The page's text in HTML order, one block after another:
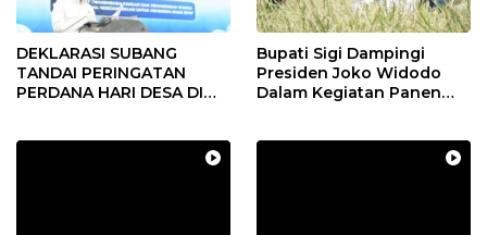
DEKLARASI SUBANG
TANDAI PERINGATAN
PERDANA HARI DESA DI
Bupati Sigi Dampingi
Presiden Joko Widodo
Dalam Kegiatan Panen